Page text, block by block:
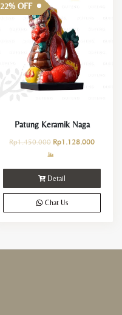
22% OFF
Patung Keramik Naga
Rp1.450.000 Rp1.128.000
Detail
Chat Us